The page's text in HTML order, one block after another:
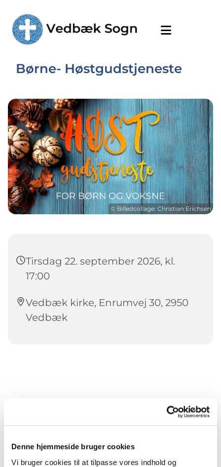
Denne hjemmeside bruger cookies
Vi bruger cookies til at tilpasse vores indhold og
Børne- Høstgudstjeneste
© Billedcollage: Christian Erichsen
Tirsdag 22. september 2026, kl.
17:00
Vedbæk kirke, Enrumvej 30, 2950
Vedbæk